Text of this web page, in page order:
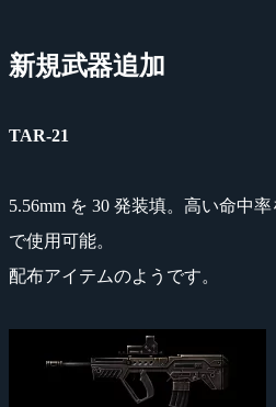
新規武器追加
TAR-21
5.56mm を 30 発装填。高い命中
で使用可能。
配布アイテムのようです。